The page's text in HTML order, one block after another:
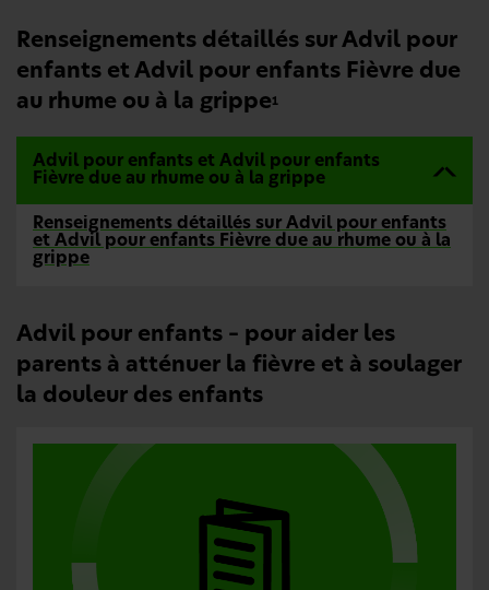
Renseignements détaillés sur Advil pour
enfants et Advil pour enfants Fièvre due
au rhume ou à la grippe 1
Advil pour enfants et Advil pour enfants
Fièvre due au rhume ou à la grippe
Renseignements détaillés sur Advil pour enfants
et Advil pour enfants Fièvre due au rhume ou à la
grippe
Advil pour enfants – pour aider les
parents à atténuer la fièvre et à soulager
la douleur des enfants